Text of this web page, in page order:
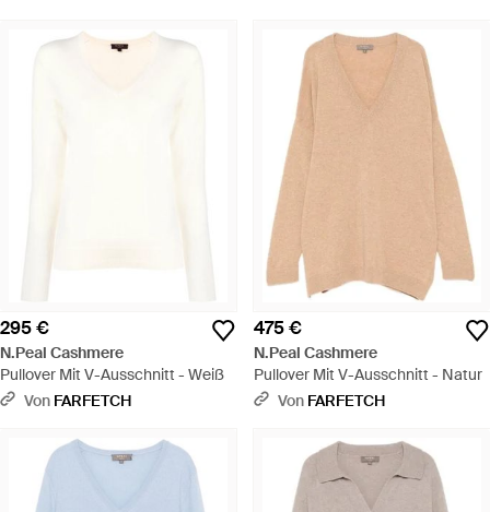
295 €
N.Peal Cashmere
Pullover Mit V-Ausschnitt - Weiß
Von FARFETCH
475 €
N.Peal Cashmere
Pullover Mit V-Ausschnitt - Natur
Von FARFETCH